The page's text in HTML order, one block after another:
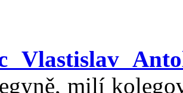
Vlastislav
milí